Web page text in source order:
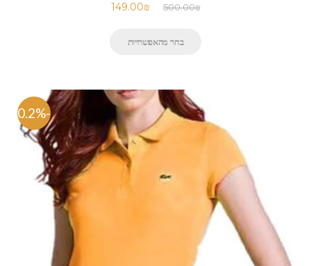
500.00₪
149.00₪
בחר מהאפשרויות
-70.2%